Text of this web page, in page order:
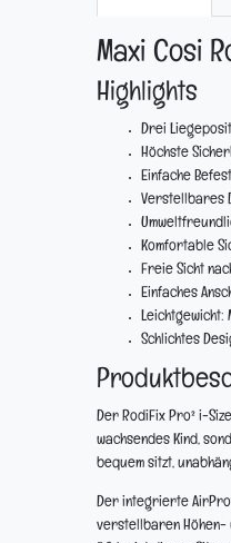
Maxi Cosi
Highlights
Drei
Höchste
Einfache
Verstellbares
Komfortable
Freie Sicht
Einfaches
Leichtgewicht:
Schlichtes
Der RodiFix Pro² i-
wachsendes Kind,
bequem sitzt,
Der integrierte
verstellbaren Höhen-